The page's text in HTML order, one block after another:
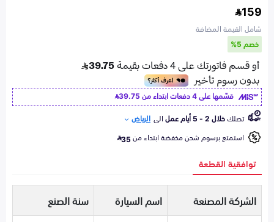
159
شامل القيمة المضافة
خصم 5%
قسّمها على 4 دفعات ابتداء من
39.75
تصلكخلال 2 - 5 أيام عمل الى الرياض
استمتع برسوم شحن مخفضة ابتداء من35
توافقية القطعة
الشركة المصنعة اسم السيارة
سنة الصنع